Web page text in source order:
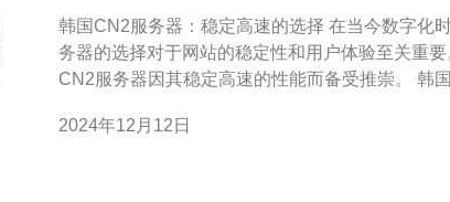
韩国CN2服务器：稳定高速的选择 在当今数字化时代，服
务器的选择对于网站的稳定性和用户体验至关重要
CN2服务器因其稳定高速的性能而备受推崇。 韩国CN2服
高效的数据传输。无论是个人网站还是企业网站，
2024年12月12日